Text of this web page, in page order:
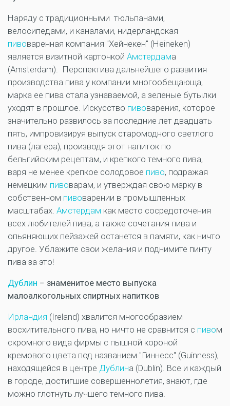
Наряду с традиционными тюльпанами,
велосипедами, и каналами, нидерландская
пивоваренная компания "Хейнекен" (Heineken)
является визитной карточкой Амстердама
(Amsterdam). Перспектива дальнейшего развития
производства пива у компании многообещающа,
марка ее пива стала узнаваемой, а зеленые бутылки
уходят в прошлое. Искусство пивоварения, которое
значительно развилось за последние лет двадцать
пять, импровизируя выпуск старомодного светлого
пива (лагера), производя этот напиток по
бельгийским рецептам, и крепкого темного пива,
варя не менее крепкое солодовое пиво, подражая
немецким пивоварам, и утверждая свою марку в
собственном пивоварении в промышленных
масштабах. Амстердам как место сосредоточения
всех любителей пива, а также сочетания пива и
опьяняющих пейзажей останется в памяти, как ничто
другое. Ублажите свои желания и поднимите пинту
пива за это!
Дублин − знаменитое место выпуска
малоалкогольных спиртных напитков
Ирландия (Ireland) хвалится многообразием
восхитительного пива, но ничто не сравнится с пивом
скромного вида фирмы с пышной короной
кремового цвета под названием "Гиннесс" (Guinness),
находящейся в центре Дублина (Dublin). Все и каждый
в городе, достигшие совершеннолетия, знают, где
можно глотнуть лучшего темного пива.